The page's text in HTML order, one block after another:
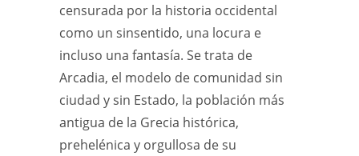
censurada por la historia occidental
como un sinsentido, una locura e
incluso una fantasía. Se trata de
Arcadia, el modelo de comunidad sin
ciudad y sin Estado, la población más
antigua de la Grecia histórica,
prehelénica y orgullosa de su